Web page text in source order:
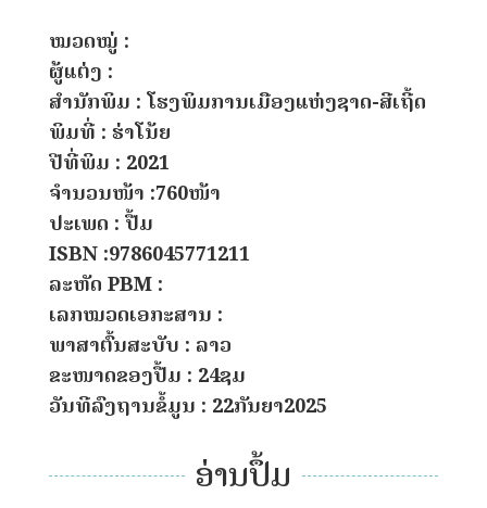
ໝວດໝູ່ :
ຜູ້ແຕ່ງ :
ສຳນັກພິມ : ໂຮງພິມການເມືອງແຫ່ງຊາດ-ສີເຖີ້ດ
ພິມທີ່ : ຮ່າໂນ້ຍ
ປີທີ່ພິມ : 2021
ຈຳນວນໜ້າ :760ໜ້າ
ປະເພດ : ປື້ມ
ISBN :9786045771211
ລະຫັດ PBM :
ເລກໝວດເອກະສານ :
ພາສາຕົ້ນສະບັບ : ລາວ
ຂະໜາດຂອງປື້ມ : 24ຊມ
ວັນທີລົງຖານຂໍ້ມູນ : 22ກັນຍາ2025
ອ່ານປຶ້ມ